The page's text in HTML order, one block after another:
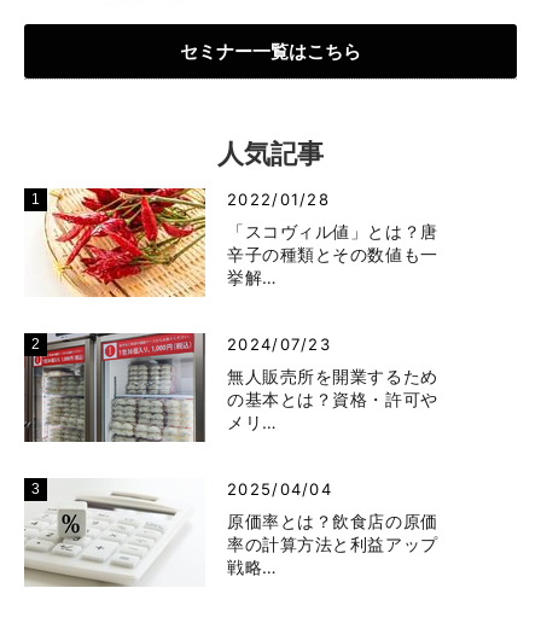
セミナー一覧はこちら
人気記事
2022/01/28
「スコヴィル値」とは？唐
辛子の種類とその数値も一
挙解…
2024/07/23
無人販売所を開業するため
の基本とは？資格・許可や
メリ…
2025/04/04
原価率とは？飲食店の原価
率の計算方法と利益アップ
戦略…